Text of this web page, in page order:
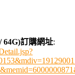
64G)訂購網址: